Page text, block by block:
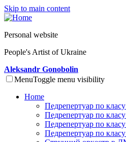
Skip to main content
Personal website
People's Artist of Ukraine
Aleksandr Gonobolin
MenuToggle menu visibility
Home
Педрепертуар по
Педрепертуар по класу
Педрепертуар по
Педрепертуар по